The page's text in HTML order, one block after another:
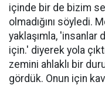
içinde bir de bizim
olmadığını söyledi.
yaklaşımla,
için.' diyerek yola
zemini ahlaklı bir
gördük. Onun için